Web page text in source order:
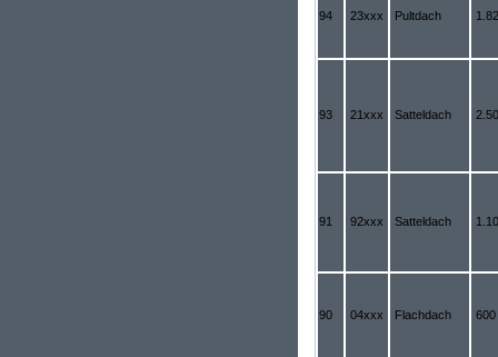
94 23xxx Pultdach
93 21xxx Satteldach
91 92xxx Satteldach
90 04xxx Flachdach 600